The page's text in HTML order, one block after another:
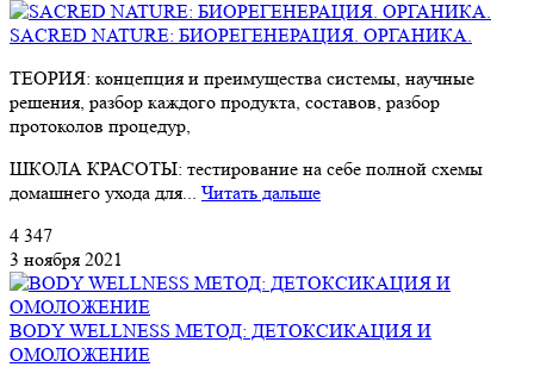
SACRED NATURE: БИОРЕГЕНЕРАЦИЯ. ОРГАНИКА.
ТЕОРИЯ: концепция и преимущества системы, научные
решения, разбор каждого продукта, составов, разбор
протоколов процедур,
ШКОЛА КРАСОТЫ: тестирование на себе полной схемы
домашнего ухода для... Читать дальше
4 347
3 ноября 2021
BODY WELLNESS МЕТОД: ДЕТОКСИКАЦИЯ И
ОМОЛОЖЕНИЕ